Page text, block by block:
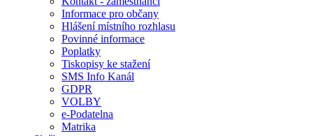
Informace pro občany
Hlášení místního rozhlasu
Povinné informace
Poplatky
Tiskopisy ke stažení
SMS Info Kanál
GDPR
VOLBY
e-Podatelna
Matrika